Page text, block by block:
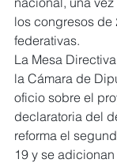
los congresos de
federativas.
La Mesa
la Cámara de
oficio sobre el
declaratoria del
reforma el
19 y se